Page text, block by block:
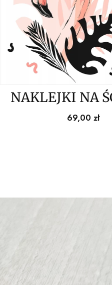
NAKLEJKI NA
flaming tropikal
Cena
69,00 zł